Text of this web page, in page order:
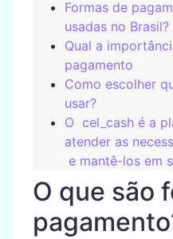
Formas de
usadas no Brasil?
Qual a
pagamento
Como escolher
usar?
O cel_cash é a
atender as
e mantê-los em
O que são